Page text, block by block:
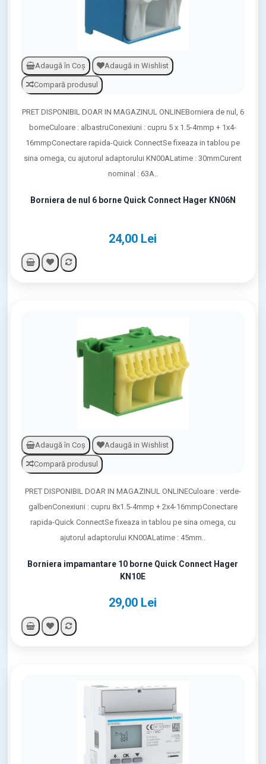
Adaugă în Coş Adaugă in Wishlist
Compară produsul
Borniera de nul 6 borne Quick Connect Hager KN06N
24,00 Lei
PRET DISPONIBIL DOAR IN MAGAZINUL ONLINEBorniera de nul, 6
borneCuloare : albastruConexiuni : cupru 5 x 1.5-4mmp + 1x4-
16mmpConectare rapida-Quick ConnectSe fixeaza in tablou pe
sina omega, cu ajutorul adaptorului KN00ALatime : 30mmCurent
nominal : 63A..
Adaugă în Coş Adaugă in Wishlist
Compară produsul
Borniera impamantare 10 borne Quick Connect Hager
KN10E
29,00 Lei
PRET DISPONIBIL DOAR IN MAGAZINUL ONLINECuloare : verde-
galbenConexiuni : cupru 8x1.5-4mmp + 2x4-16mmpConectare
rapida-Quick ConnectSe fixeaza in tablou pe sina omega, cu
ajutorul adaptorului KN00ALatime : 45mm..